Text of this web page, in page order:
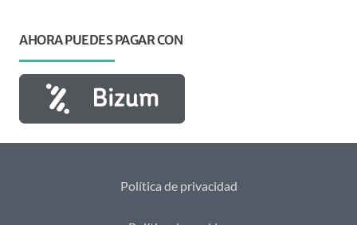
AHORA PUEDES PAGAR CON
Política de privacidad